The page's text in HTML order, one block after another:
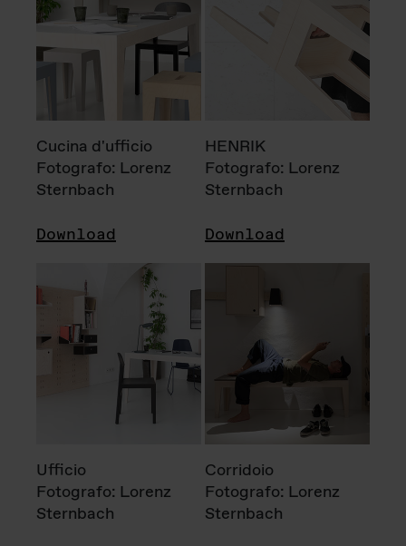
Cucina d'ufficio
Fotografo: Lorenz
Sternbach
Download
HENRIK
Fotografo: Lorenz
Sternbach
Download
Ufficio
Fotografo: Lorenz
Sternbach
Corridoio
Fotografo: Lorenz
Sternbach